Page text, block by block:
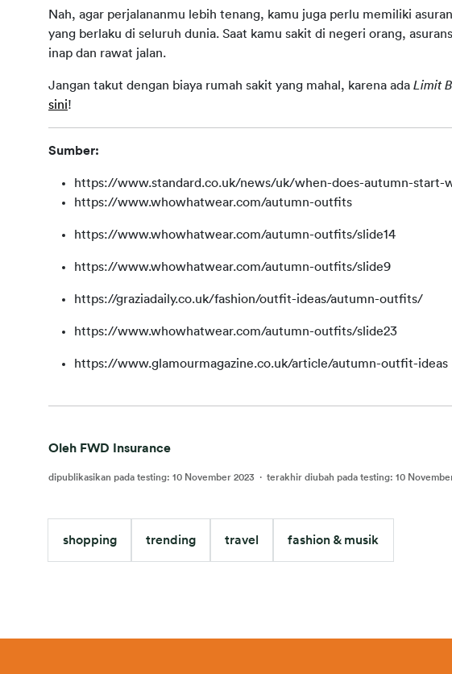
Nah, agar perjalananmu lebih tenang, kamu juga perlu memiliki
yang berlaku di seluruh dunia. Saat kamu sakit di negeri orang,
inap dan rawat jalan.
Jangan takut dengan biaya rumah sakit yang mahal, karena ada Limit
sini!
Sumber:
https://www.standard.co.uk/news/uk/when-does-autumn-start-
https://www.whowhatwear.com/autumn-outfits
https://www.whowhatwear.com/autumn-outfits/slide14
https://www.whowhatwear.com/autumn-outfits/slide9
https://graziadaily.co.uk/fashion/outfit-ideas/autumn-outfits/
https://www.whowhatwear.com/autumn-outfits/slide23
https://www.glamourmagazine.co.uk/article/autumn-outfit-ideas
Oleh FWD Insurance
dipublikasikan pada testing: 10 November 2023 · terakhir diubah pada testing: 10
shopping trending travel fashion & musik